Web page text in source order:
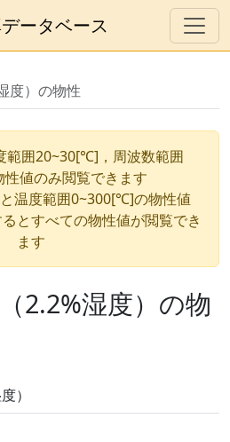
ータベース
度）の物性
範囲20~30[℃]，周波数範囲
値のみ閲覧できます
温度範囲0~300[℃]の物性値
とすべての物性値が閲覧でき
ます
2.2%湿度）の物
）